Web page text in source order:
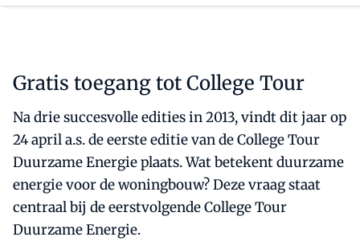
Gratis toegang tot College Tour
Na drie succesvolle edities in 2013, vindt dit jaar op
24 april a.s. de eerste editie van de College Tour
Duurzame Energie plaats. Wat betekent duurzame
energie voor de woningbouw? Deze vraag staat
centraal bij de eerstvolgende College Tour
Duurzame Energie.